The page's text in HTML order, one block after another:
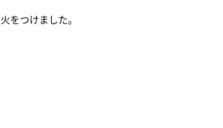
をつけました。